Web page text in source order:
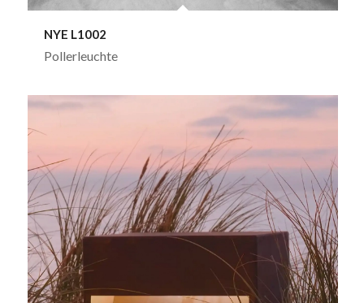
NYE L1002
Pollerleuchte